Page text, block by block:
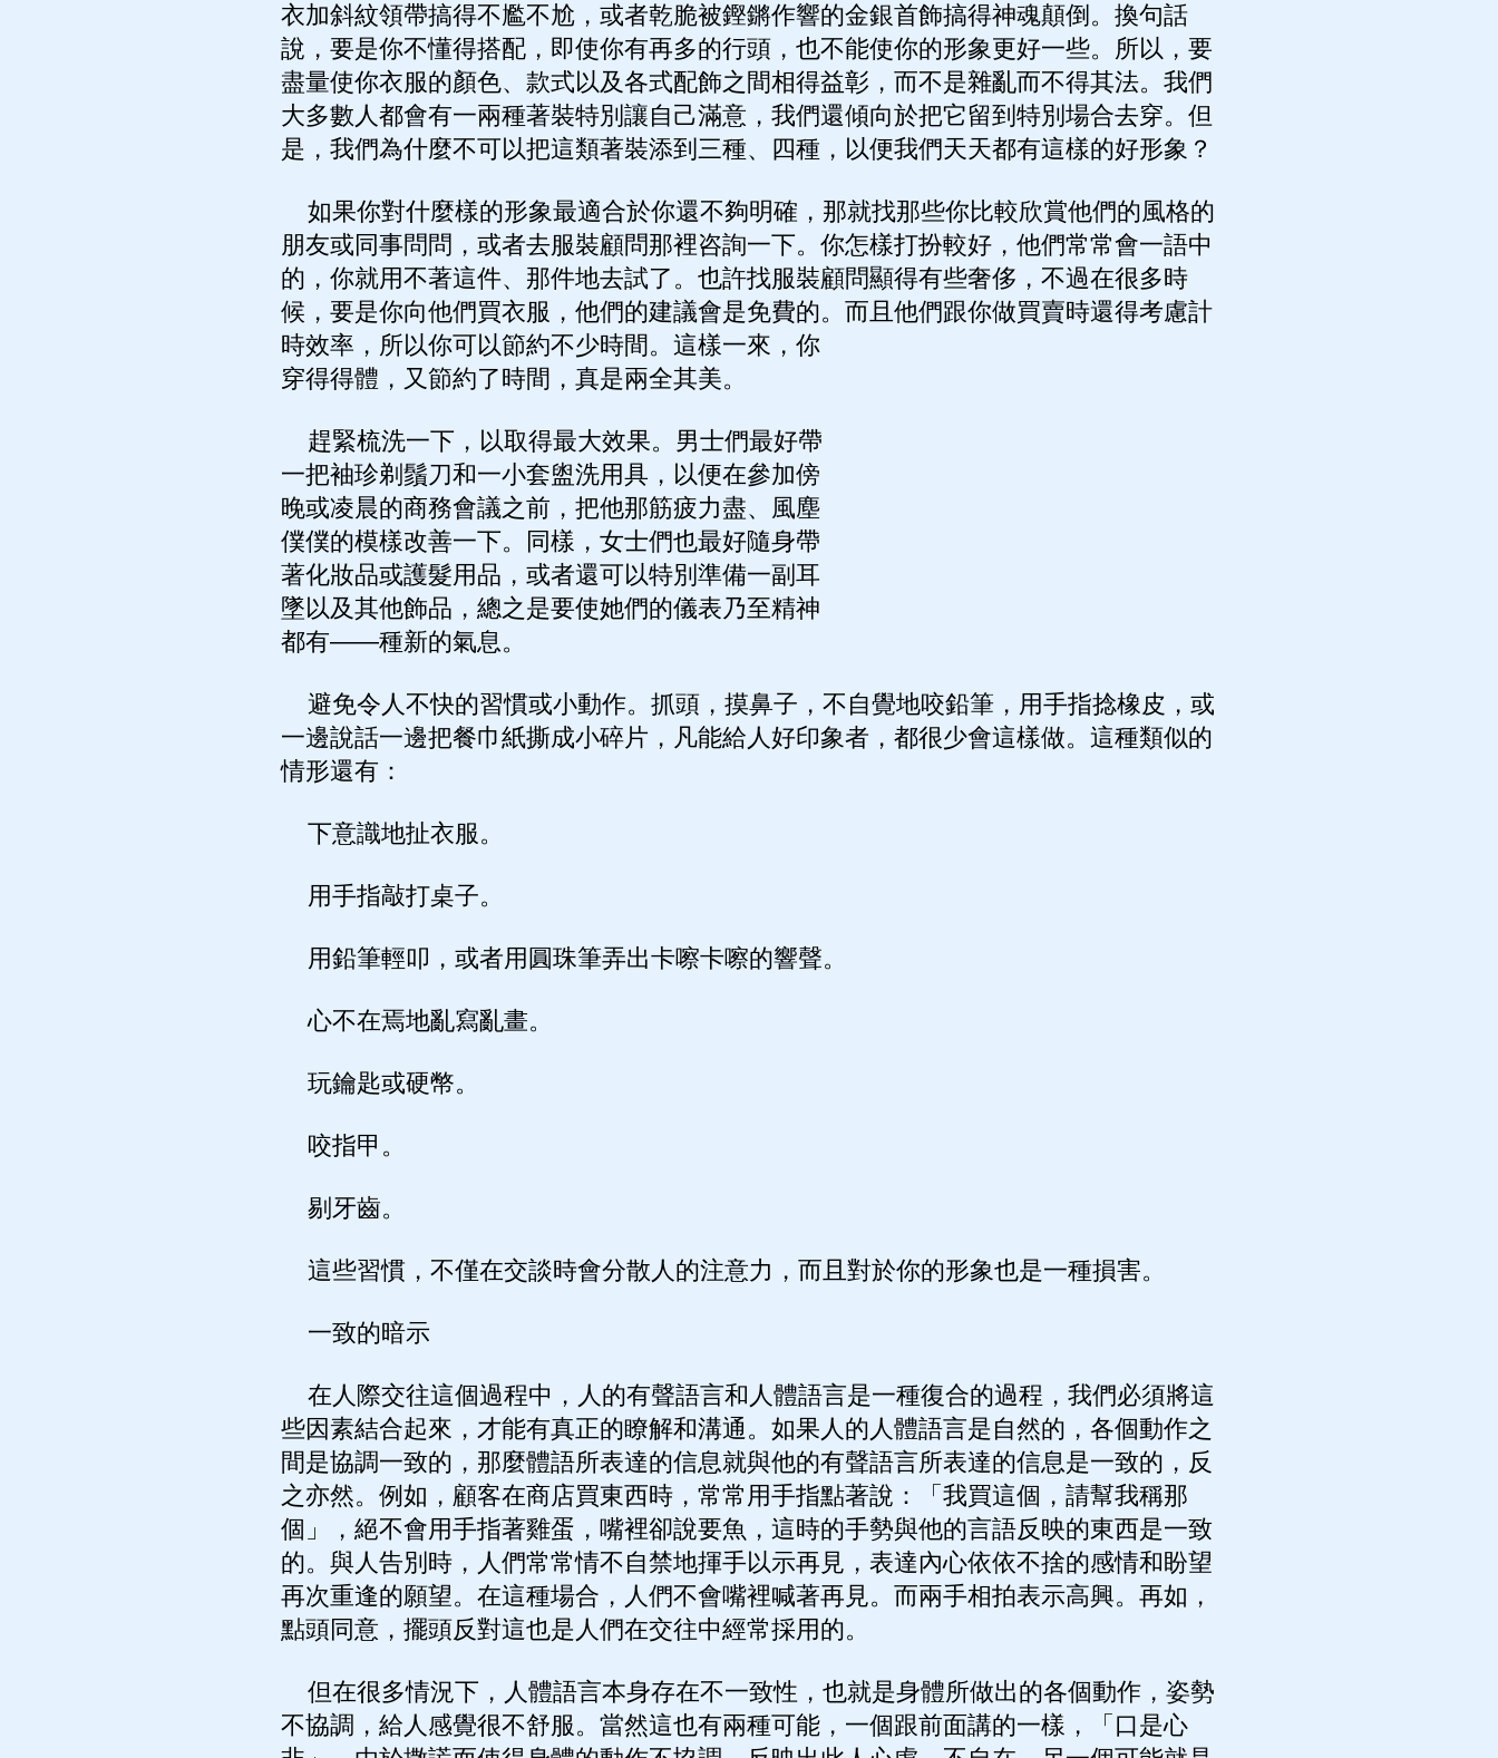
衣加斜紋領帶搞得不尷不尬，或者乾脆被鏗鏘作響的金銀首飾搞得神魂顛倒。換句話
說，要是你不懂得搭配，即使你有再多的行頭，也不能使你的形象更好一些。所以，要
盡量使你衣服的顏色、款式以及各式配飾之間相得益彰，而不是雜亂而不得其法。我們
大多數人都會有一兩種著裝特別讓自己滿意，我們還傾向於把它留到特別場合去穿。但
是，我們為什麼不可以把這類著裝添到三種、四種，以便我們天天都有這樣的好形象？
如果你對什麼樣的形象最適合於你還不夠明確，那就找那些你比較欣賞他們的風格的
朋友或同事問問，或者去服裝顧問那裡咨詢一下。你怎樣打扮較好，他們常常會一語中
的，你就用不著這件、那件地去試了。也許找服裝顧問顯得有些奢侈，不過在很多時
候，要是你向他們買衣服，他們的建議會是免費的。而且他們跟你做買賣時還得考慮計
時效率，所以你可以節約不少時間。這樣一來，你
穿得得體，又節約了時間，真是兩全其美。
趕緊梳洗一下，以取得最大效果。男士們最好帶
一把袖珍剃鬚刀和一小套盥洗用具，以便在參加傍
晚或凌晨的商務會議之前，把他那筋疲力盡、風塵
僕僕的模樣改善一下。同樣，女士們也最好隨身帶
著化妝品或護髮用品，或者還可以特別準備一副耳
墜以及其他飾品，總之是要使她們的儀表乃至精神
都有——種新的氣息。
避免令人不快的習慣或小動作。抓頭，摸鼻子，不自覺地咬鉛筆，用手指捻橡皮，或
一邊說話一邊把餐巾紙撕成小碎片，凡能給人好印象者，都很少會這樣做。這種類似的
情形還有：
下意識地扯衣服。
用手指敲打桌子。
用鉛筆輕叩，或者用圓珠筆弄出卡嚓卡嚓的響聲。
心不在焉地亂寫亂畫。
玩鑰匙或硬幣。
咬指甲。
剔牙齒。
這些習慣，不僅在交談時會分散人的注意力，而且對於你的形象也是一種損害。
一致的暗示
在人際交往這個過程中，人的有聲語言和人體語言是一種復合的過程，我們必須將這
些因素結合起來，才能有真正的瞭解和溝通。如果人的人體語言是自然的，各個動作之
間是協調一致的，那麼體語所表達的信息就與他的有聲語言所表達的信息是一致的，反
之亦然。例如，顧客在商店買東西時，常常用手指點著說：「我買這個，請幫我稱那
個」，絕不會用手指著雞蛋，嘴裡卻說要魚，這時的手勢與他的言語反映的東西是一致
的。與人告別時，人們常常情不自禁地揮手以示再見，表達內心依依不捨的感情和盼望
再次重逢的願望。在這種場合，人們不會嘴裡喊著再見。而兩手相拍表示高興。再如，
點頭同意，擺頭反對這也是人們在交往中經常採用的。
但在很多情況下，人體語言本身存在不一致性，也就是身體所做出的各個動作，姿勢
不協調，給人感覺很不舒服。當然這也有兩種可能，一個跟前面講的一樣，「口是心